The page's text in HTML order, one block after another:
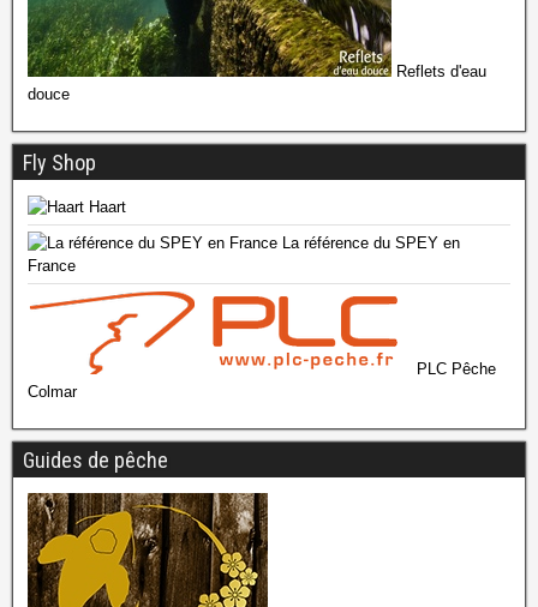
Reflets d'eau
douce
Fly Shop
Haart
La référence du SPEY en
France
PLC Pêche
Colmar
Guides de pêche